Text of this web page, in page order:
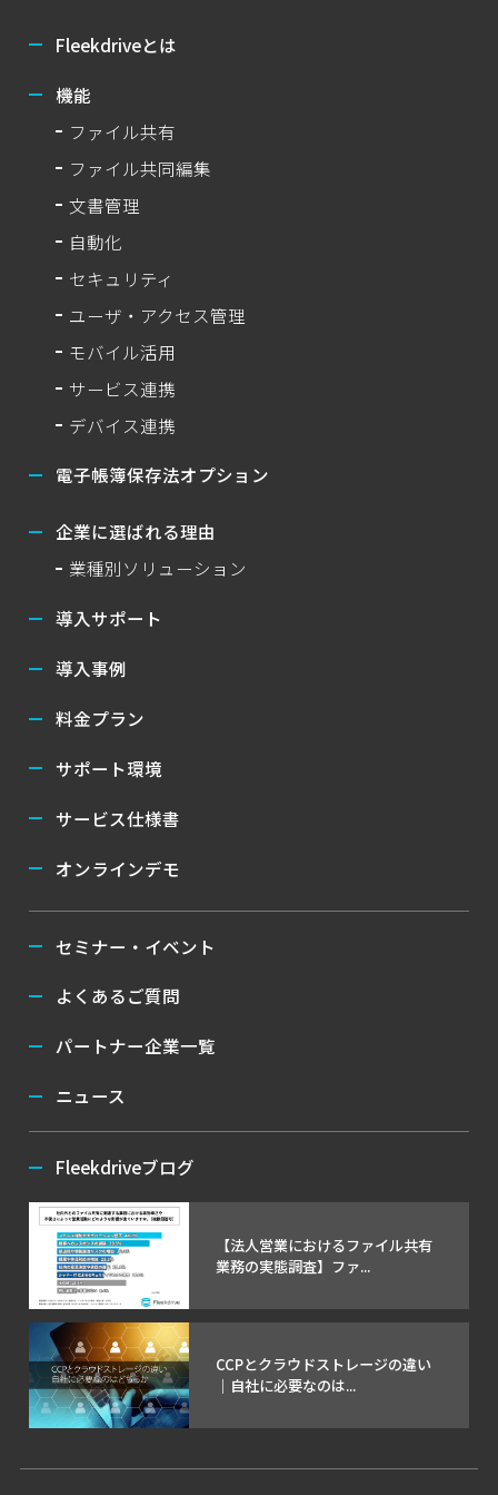
Fleekdriveとは
機能
ファイル共有
ファイル共同編集
文書管理
自動化
セキュリティ
ユーザ・アクセス管理
モバイル活用
サービス連携
デバイス連携
電子帳簿保存法オプション
企業に選ばれる理由
業種別ソリューション
導入サポート
導入事例
料金プラン
サポート環境
サービス仕様書
オンラインデモ
セミナー・イベント
よくあるご質問
パートナー企業一覧
ニュース
Fleekdriveブログ
【法人営業におけるファイル共有
業務の実態調査】ファ...
CCPとクラウドストレージの違い
｜自社に必要なのは...